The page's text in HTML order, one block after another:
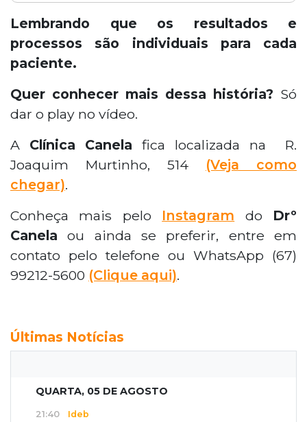
Lipedema, frequentemente confundida com
celulite, é uma doença que pode se agravar
sem o tratamento correto. A Product Manager
tratamento realizado na Clínica Canela, com
resultados visíveis em apenas três meses.
Ressalta-se que cada paciente responde de
forma individual ao tratamento.Para saber mais
sobre a experiência de Nathalia, assista ao
vídeo disponível. A Clínica Canela está
localizada na Rua Joaquim Murtinho, 514. Mais
informações podem ser encontradas no
telefone/WhatsApp (67) 99212-5600.
Lembrando que os resultados e
processos são individuais para cada
paciente.
Quer conhecer mais dessa história? Só
dar o play no vídeo.
A Clínica Canela fica localizada na R.
Joaquim Murtinho, 514 (Veja como
chegar).
Conheça mais pelo Instagram do Drº
Canela ou ainda se preferir, entre em
contato pelo telefone ou WhatsApp (67)
99212-5600 (Clique aqui).
Últimas Notícias
QUARTA, 05 DE AGOSTO
21:40 Ideb